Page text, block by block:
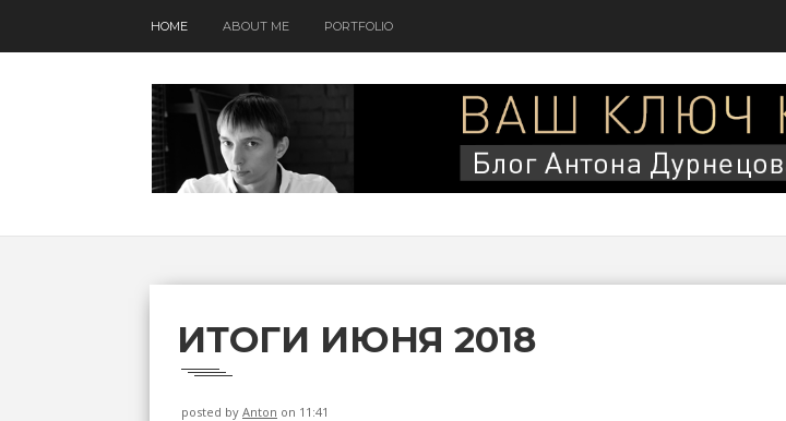
HOME ABOUT ME PORTFOLIO
ИТОГИ ИЮНЯ 2018
posted by Anton on 11:41